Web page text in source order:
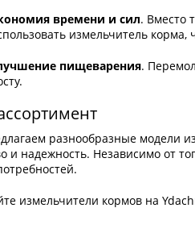
времени и сил. Вместо
измельчитель
пищеварения.
разнообразные модели
и надежность. Независимо от
измельчители кормов на